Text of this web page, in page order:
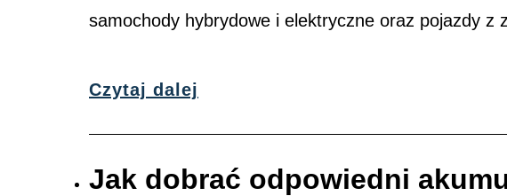
samochody hybrydowe i elektryczne oraz pojazdy z
Czytaj dalej
Jak dobrać odpowiedni